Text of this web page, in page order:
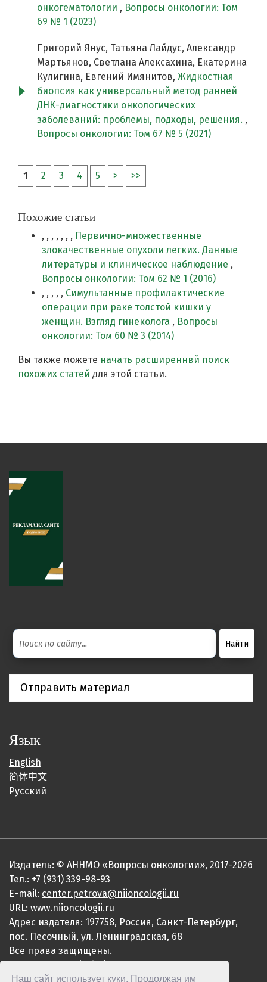
Наш сайт использует куки. Продолжая им
онкогематологии , Вопросы онкологии: Том
69 № 1 (2023)
Григорий Янус, Татьяна Лайдус, Александр
Мартьянов, Светлана Алексахина, Екатерина
Кулигина, Евгений Имянитов, Жидкостная
биопсия как универсальный метод ранней
ДНК-диагностики онкологических
заболеваний: проблемы, подходы, решения. ,
Вопросы онкологии: Том 67 № 5 (2021)
1 2 3 4 5 > >>
Похожие статьи
, , , , , , , Первично-множественные
злокачественные опухоли легких. Данные
литературы и клиническое наблюдение ,
Вопросы онкологии: Том 62 № 1 (2016)
, , , , , Симультанные профилактические
операции при раке толстой кишки у
женщин. Взгляд гинеколога , Вопросы
онкологии: Том 60 № 3 (2014)
Вы также можете начать расширеннвй поиск
похожих статей для этой статьи.
Отправить материал
Язык
English
简体中文
Русский
Издатель: © АННМО «Вопросы онкологии», 2017-2026
Тел.: +7 (931) 339-98-93
E-mail: center.petrova@niioncologii.ru
URL: www.niioncologii.ru
Адрес издателя: 197758, Россия, Санкт-Петербург,
пос. Песочный, ул. Ленинградская, 68
Все права защищены.
ISSN 2949-4915 (Online)